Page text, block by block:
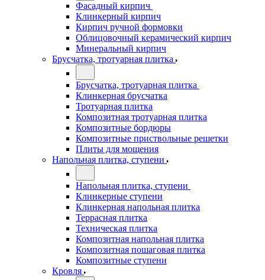
Фасадный кирпич
Клинкерный кирпич
Кирпич ручной формовки
Облицовочный керамический кирпич
Минеральный кирпич
Брусчатка, тротуарная плитка
Брусчатка, тротуарная плитка
Клинкерная брусчатка
Тротуарная плитка
Композитная тротуарная плитка
Композитные бордюры
Композитные приствольные решетки
Плиты для мощения
Напольная плитка, ступени
Напольная плитка, ступени
Клинкерные ступени
Клинкерная напольная плитка
Террасная плитка
Техническая плитка
Композитная напольная плитка
Композитная пошаговая плитка
Композитные ступени
Кровля